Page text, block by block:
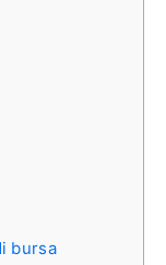
bursa